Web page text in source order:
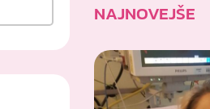
NAJNOVEJŠE